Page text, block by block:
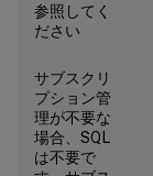
参照してく
ださい
サブスクリ
プション管
理が不要な
場合、SQL
は不要で